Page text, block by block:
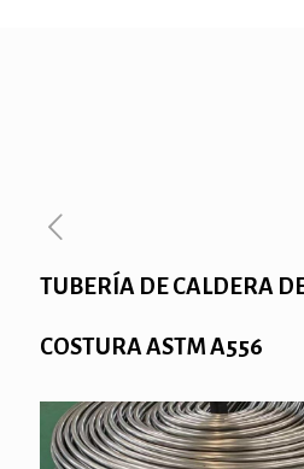
TUBERÍA DE CALDERA
COSTURA ASTM A556